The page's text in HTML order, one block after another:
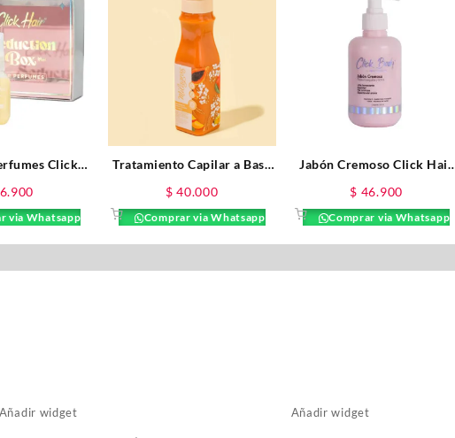
Click
via Whatsapp
Tratamiento Capilar a Base
$ 40.000
Comprar via Whatsapp
Jabón Cremoso Click Hair
$ 46.900
Comprar via Whatsapp
Añadir widget Añadir widget